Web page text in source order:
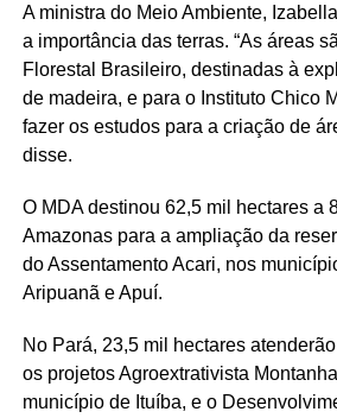
A ministra do Meio Ambiente,
a importância das terras. “As áreas
Florestal Brasileiro, destinadas à
de madeira, e para o Instituto Chico
fazer os estudos para a criação de
disse.
O MDA destinou 62,5 mil hectares a
Amazonas para a ampliação da
do Assentamento Acari, nos
Aripuanã e Apuí.
No Pará, 23,5 mil hectares
os projetos Agroextrativista
município de Ituíba, e o